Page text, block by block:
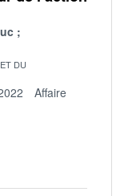
DU
Affaire